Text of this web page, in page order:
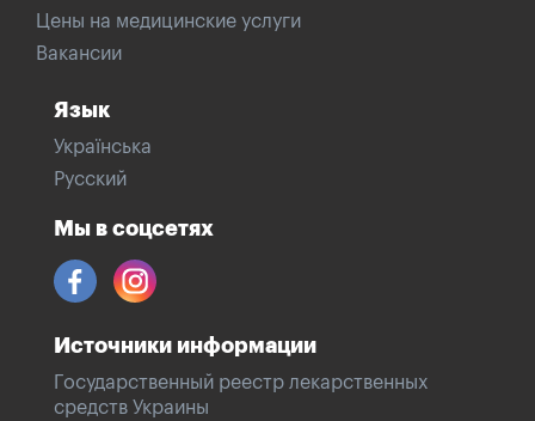
Цены на медицинские услуги
Вакансии
Язык
Українська
Русский
Мы в соцсетях
Источники информации
Государственный реестр лекарственных
средств Украины